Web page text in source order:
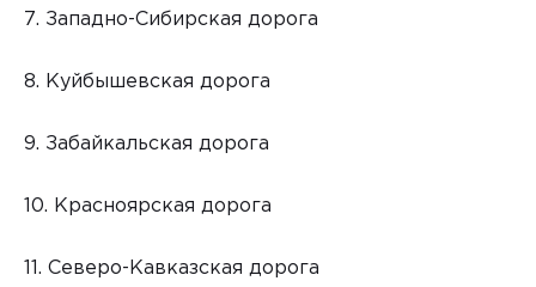
7. Западно-Сибирская дорога
8. Куйбышевская дорога
9. Забайкальская дорога
10. Красноярская дорога
11. Северо-Кавказская дорога